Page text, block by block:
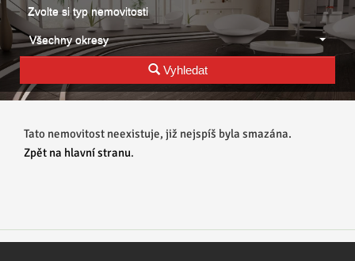
Zvolte si typ nemovitosti
Všechny okresy
Vyhledat
Tato nemovitost neexistuje, již nejspíš byla smazána.
Zpět na hlavní stranu.